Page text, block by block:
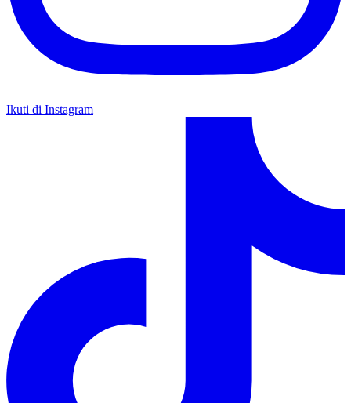
Ikuti di Instagram